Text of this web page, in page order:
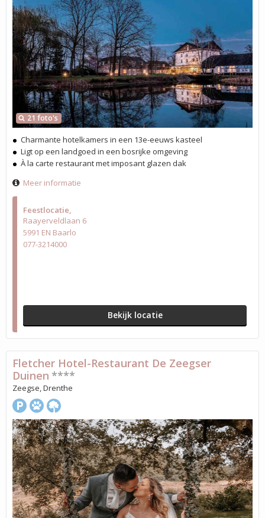
Feestlocatie
Raayerveldlaan 6
5991 EN Baarlo
077-3214000
Bekijk locatie
21 foto's
Charmante hotelkamers in een 13e-eeuws kasteel
Ligt op een landgoed in een bosrijke omgeving
À la carte restaurant met imposant glazen dak
Meer informatie
Fletcher Hotel-Restaurant De Zeegser
Duinen ****
Zeegse, Drenthe